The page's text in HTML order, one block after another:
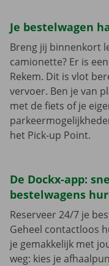
Je bestelwagen
Breng jij binnenkort
camionette? Er is
Rekem. Dit is vlot
vervoer. Ben je van
met de fiets of je
het Pick-up Point.
De Dockx-app:
bestelwagens
Reserveer 24/7 je
Geheel contactloos
je gemakkelijk met
weg: kies je